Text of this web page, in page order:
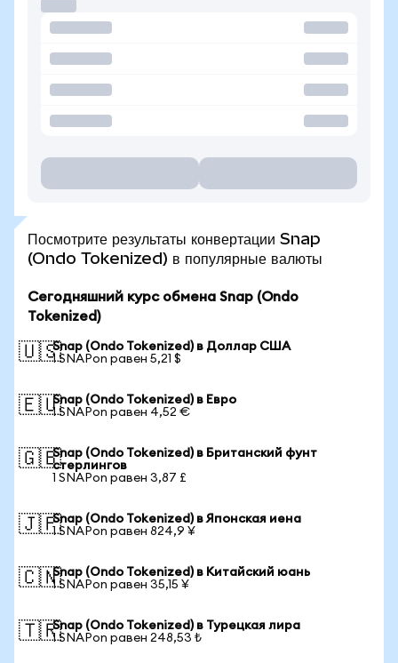
Посмотрите результаты конвертации Snap
(Ondo Tokenized) в популярные валюты
Сегодняшний курс обмена Snap (Ondo
Tokenized)
🇺🇸Snap (Ondo Tokenized) в Доллар США
1 SNAPon равен 5,21 $
🇪🇺Snap (Ondo Tokenized) в Евро
1 SNAPon равен 4,52 €
🇬🇧Snap (Ondo Tokenized) в Британский фунт
стерлингов
1 SNAPon равен 3,87 £
🇯🇵Snap (Ondo Tokenized) в Японская иена
1 SNAPon равен 824,9 ¥
🇨🇳Snap (Ondo Tokenized) в Китайский юань
1 SNAPon равен 35,15 ¥
🇹🇷Snap (Ondo Tokenized) в Турецкая лира
1 SNAPon равен 248,53 ₺